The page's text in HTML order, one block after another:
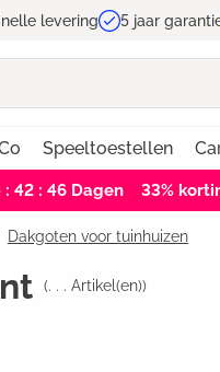
levering 5 jaar
Speeltoestellen
: 42 : 46Dagen 33%
Dakgoten voor tuinhuizen
(. . . Artikel(en))